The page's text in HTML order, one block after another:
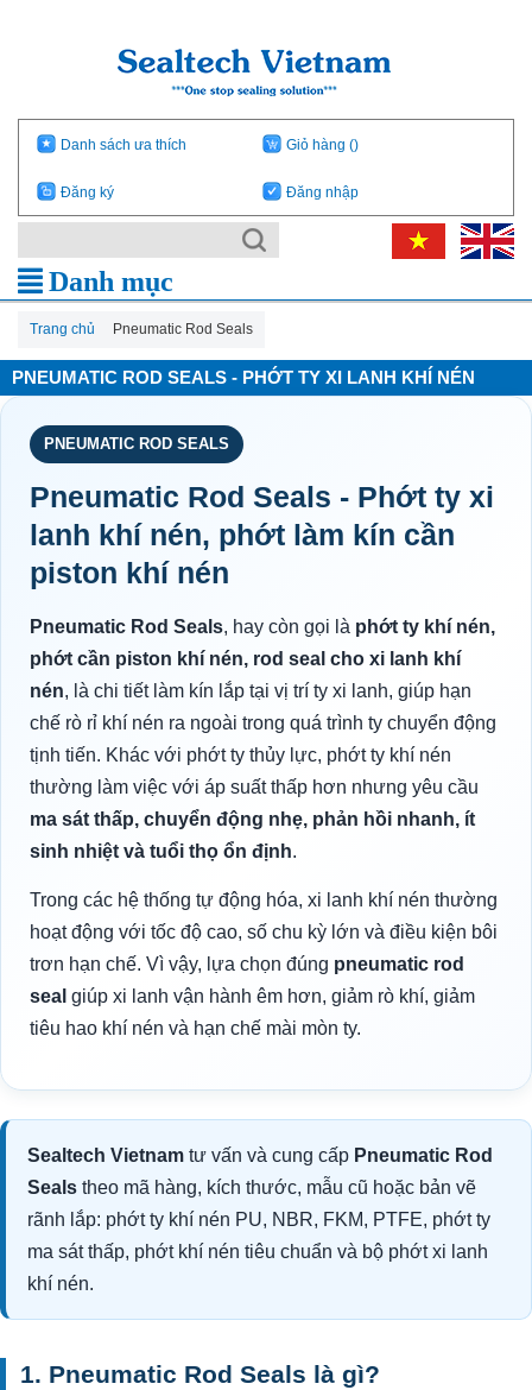
Danh sách ưa thích Giỏ hàng()
Đăng ký Đăng nhập
Danh mục
Trang chủ Pneumatic Rod Seals
PNEUMATIC ROD SEALS - PHỚT TY XI LANH KHÍ NÉN
PNEUMATIC ROD SEALS
Pneumatic Rod Seals - Phớt ty xi
lanh khí nén, phớt làm kín cần
piston khí nén
Pneumatic Rod Seals, hay còn gọi là phớt ty khí nén,
phớt cần piston khí nén, rod seal cho xi lanh khí
nén, là chi tiết làm kín lắp tại vị trí ty xi lanh, giúp hạn
chế rò rỉ khí nén ra ngoài trong quá trình ty chuyển động
tịnh tiến. Khác với phớt ty thủy lực, phớt ty khí nén
thường làm việc với áp suất thấp hơn nhưng yêu cầu
ma sát thấp, chuyển động nhẹ, phản hồi nhanh, ít
sinh nhiệt và tuổi thọ ổn định.
Trong các hệ thống tự động hóa, xi lanh khí nén thường
hoạt động với tốc độ cao, số chu kỳ lớn và điều kiện bôi
trơn hạn chế. Vì vậy, lựa chọn đúng pneumatic rod
seal giúp xi lanh vận hành êm hơn, giảm rò khí, giảm
tiêu hao khí nén và hạn chế mài mòn ty.
Sealtech Vietnam tư vấn và cung cấp Pneumatic Rod
Seals theo mã hàng, kích thước, mẫu cũ hoặc bản vẽ
rãnh lắp: phớt ty khí nén PU, NBR, FKM, PTFE, phớt ty
ma sát thấp, phớt khí nén tiêu chuẩn và bộ phớt xi lanh
khí nén.
1. Pneumatic Rod Seals là gì?